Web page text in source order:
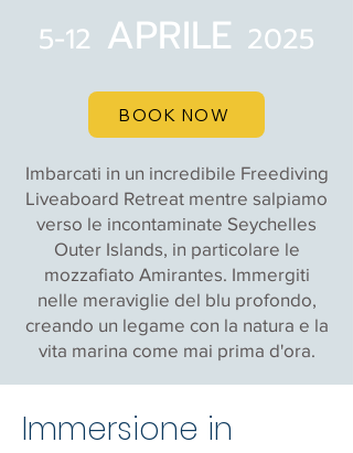
5-12 APRILE 2025
BOOK NOW
Imbarcati in un incredibile Freediving
Liveaboard Retreat mentre salpiamo
verso le incontaminate Seychelles
Outer Islands, in particolare le
mozzafiato Amirantes. Immergiti
nelle meraviglie del blu profondo,
creando un legame con la natura e la
vita marina come mai prima d'ora.
Immersione in